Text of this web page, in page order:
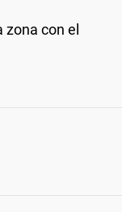
con el